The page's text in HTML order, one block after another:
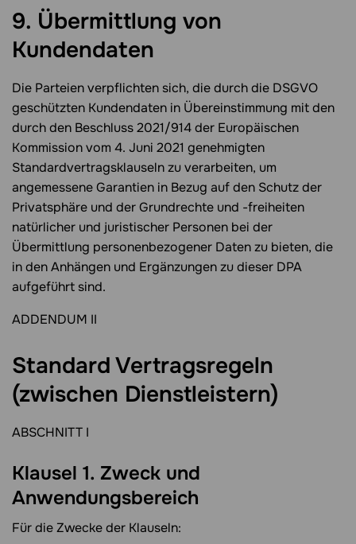
9. Übermittlung von
Kundendaten
Die Parteien verpflichten sich, die durch die DSGVO
geschützten Kundendaten in Übereinstimmung mit den
durch den Beschluss 2021/914 der Europäischen
Kommission vom 4. Juni 2021 genehmigten
Standardvertragsklauseln zu verarbeiten, um
angemessene Garantien in Bezug auf den Schutz der
Privatsphäre und der Grundrechte und -freiheiten
natürlicher und juristischer Personen bei der
Übermittlung personenbezogener Daten zu bieten, die
in den Anhängen und Ergänzungen zu dieser DPA
aufgeführt sind.
ADDENDUM II
Standard Vertragsregeln
(zwischen Dienstleistern)
ABSCHNITT I
Klausel 1. Zweck und
Anwendungsbereich
Für die Zwecke der Klauseln: